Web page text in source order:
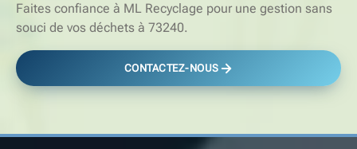
Faites confiance à ML Recyclage pour une gestion sans
souci de vos déchets à 73240.
CONTACTEZ-NOUS